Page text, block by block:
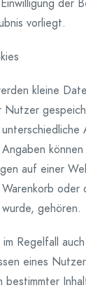
der
vorliegt.
kleine
Nutzer
auf einer
oder
gehören.
Regelfall
eines
bestimmter